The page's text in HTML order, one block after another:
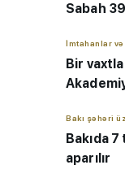
Sabah
İmtahanlar
Bir
Bakı şəhəri
Bakıda
aparılır